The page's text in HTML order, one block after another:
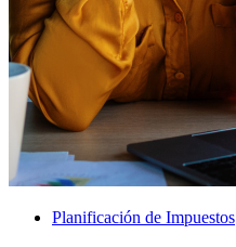
Planificación de Impuestos